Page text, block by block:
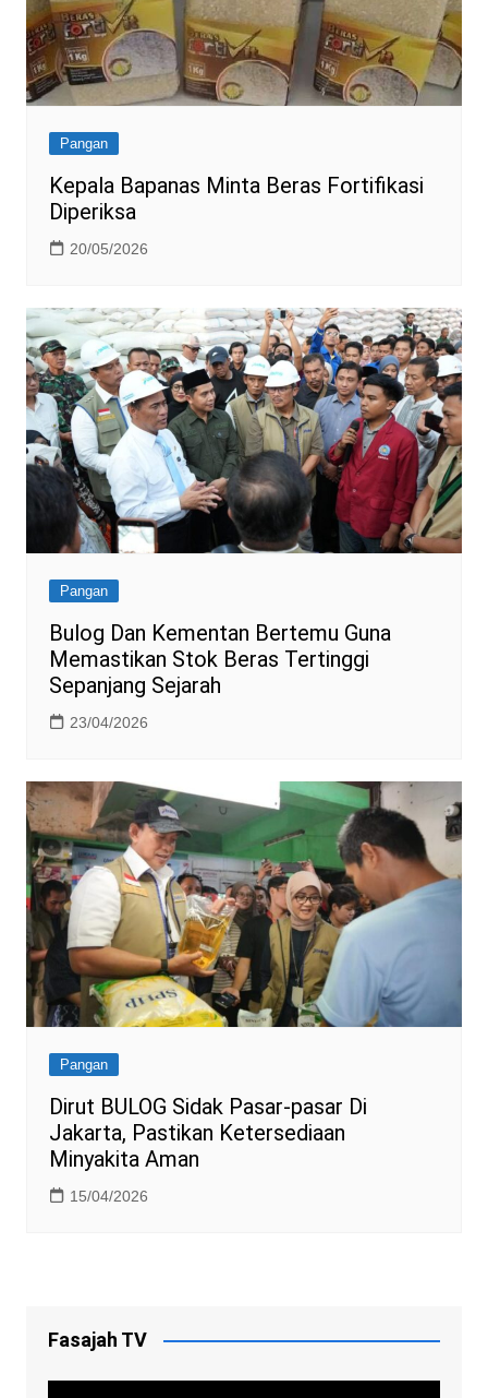
Pangan
Kepala Bapanas Minta Beras Fortifikasi
Diperiksa
20/05/2026
Pangan
Bulog Dan Kementan Bertemu Guna
Memastikan Stok Beras Tertinggi
Sepanjang Sejarah
23/04/2026
Pangan
Dirut BULOG Sidak Pasar-pasar Di
Jakarta, Pastikan Ketersediaan
Minyakita Aman
15/04/2026
Fasajah TV